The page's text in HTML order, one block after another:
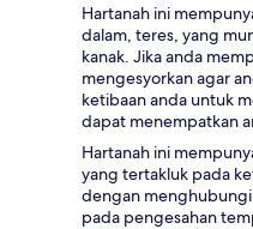
Hartanah ini
dalam, teres, yang
kanak. Jika anda
mengesyorkan agar
ketibaan anda untuk
dapat menempatkan
Hartanah ini
yang tertakluk pada
dengan
pada pengesahan